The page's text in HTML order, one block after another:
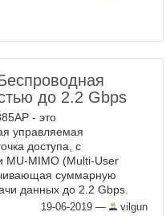
до 2.2 Gbps
- это
управляемая
доступа, с
MU-MIMO (Multi-User
суммарную
данных до 2.2 Gbps.
в объемной упаковке
19-06-2019 — vilgun